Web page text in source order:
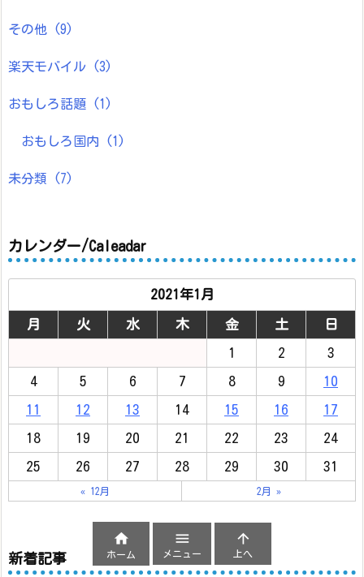
その他 (9)
楽天モバイル (3)
おもしろ話題 (1)
おもしろ国内 (1)
未分類 (7)
カレンダー/Caleadar
2021年1月
月 火 水 木 金 土 日
1 2 3
4 5 6 7 8 9 10
11 12 13 14 15 16 17
18 19 20 21 22 23 24
25 26 27 28 29 30 31
« 12月 2月 »
新着記事

ホーム

メニュー

上へ